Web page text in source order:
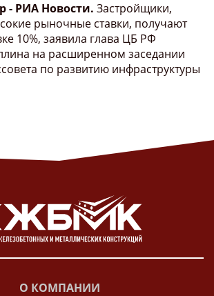
- РИА Новости. Застройщики,
рыночные ставки, получают
10%, заявила глава ЦБ РФ
на расширенном заседании
по развитию инфраструктуры
О КОМПАНИИ